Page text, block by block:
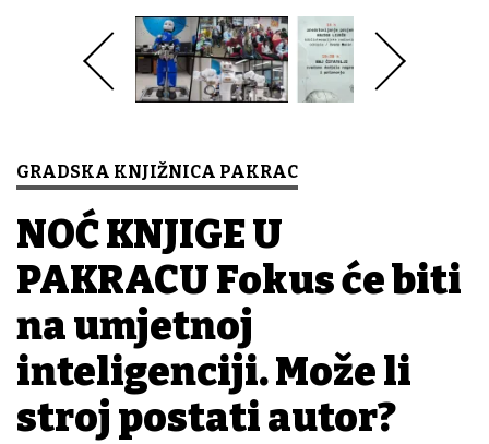
GRADSKA KNJIŽNICA PAKRAC
NOĆ KNJIGE U
PAKRACU Fokus će biti
na umjetnoj
inteligenciji. Može li
stroj postati autor?